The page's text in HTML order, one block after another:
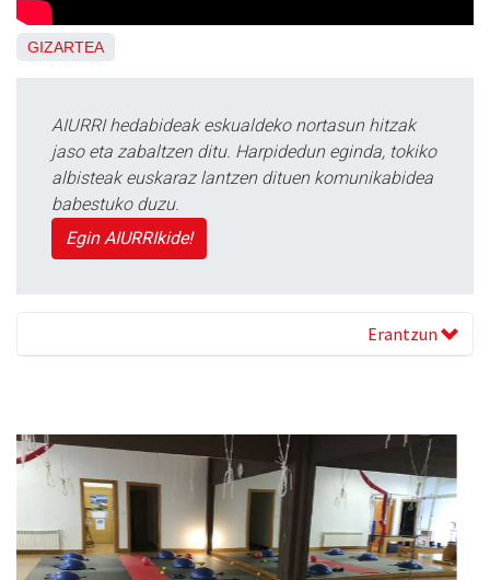
GIZARTEA
AIURRI hedabideak eskualdeko nortasun hitzak
jaso eta zabaltzen ditu. Harpidedun eginda, tokiko
albisteak euskaraz lantzen dituen komunikabidea
babestuko duzu.
Egin AIURRIkide!
Erantzun